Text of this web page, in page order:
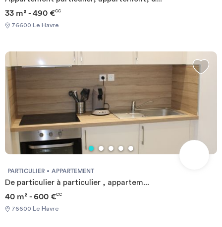
33 m² - 490 €CC
76600 Le Havre
PARTICULIER APPARTEMENT
De particulier à particulier , appartem...
40 m² - 600 €CC
76600 Le Havre